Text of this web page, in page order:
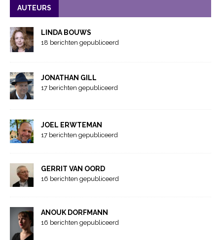
AUTEURS
LINDA BOUWS
18 berichten gepubliceerd
JONATHAN GILL
17 berichten gepubliceerd
JOEL ERWTEMAN
17 berichten gepubliceerd
GERRIT VAN OORD
16 berichten gepubliceerd
ANOUK DORFMANN
16 berichten gepubliceerd